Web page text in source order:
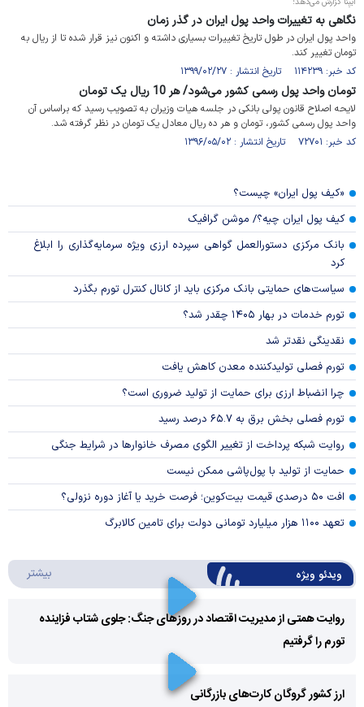
نگاهی به تغییرات واحد پول ایران در گذر زمان
واحد پول ایران در طول تاریخ تغییرات بسیاری داشته و اکنون نیز قرار شده تا از ریال به
تومان تغییر کند.
کد خبر: ۱۱۴۲۳۹ تاریخ انتشار : ۱۳۹۹/۰۲/۲۷
تومان واحد پول رسمی کشور می‌شود/ هر 10 ریال یک تومان
لایحه اصلاح قانون پولی بانکی در جلسه هیات وزیران به تصویب رسید که براساس آن
واحد پول رسمی کشور، تومان و هر ده ریال معادل یک تومان در نظر گرفته شد.
کد خبر: ۷۲۷۰۱ تاریخ انتشار : ۱۳۹۶/۰۵/۰۲
«کیف پول ایران» چیست؟
کیف پول ایران چیه؟/ موشن گرافیک
بانک مرکزی دستورالعمل گواهی سپرده ارزی ویژه سرمایه‌گذاری را ابلاغ
کرد
سیاست‌های حمایتی بانک مرکزی باید از کانال کنترل تورم بگذرد
تورم خدمات در بهار ۱۴۰۵ چقدر شد؟
نقدینگی نقدتر شد
تورم فصلی تولیدکننده معدن کاهش یافت
چرا انضباط ارزی برای حمایت از تولید ضروری است؟
تورم فصلی بخش برق به ۶۵.۷ درصد رسید
روایت شبکه پرداخت از تغییر الگوی مصرف خانوار‌ها در شرایط جنگی
حمایت از تولید با پول‌پاشی ممکن نیست
افت ۵۰ درصدی قیمت بیت‌کوین؛ فرصت خرید یا آغاز دوره نزولی؟
تعهد ۱۱۰۰ هزار میلیارد تومانی دولت برای تامین کالابرگ
ویدئو ویژه بیشتر
Play
Video
روایت همتی از مدیریت اقتصاد در روزهای جنگ: جلوی شتاب فزاینده
تورم را گرفتیم
ارز کشور گروگان کارت‌های بازرگانی